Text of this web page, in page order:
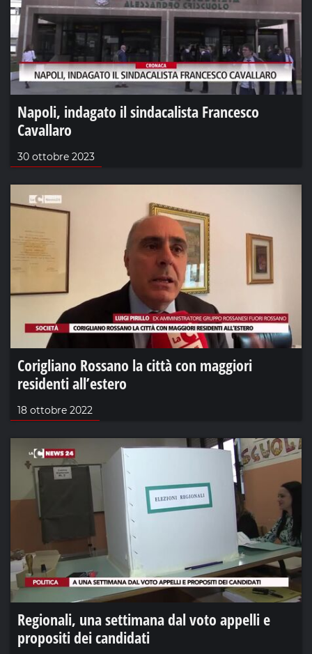
Napoli, indagato il sindacalista Francesco
Cavallaro
30 ottobre 2023
Corigliano Rossano la città con maggiori
residenti all’estero
18 ottobre 2022
Regionali, una settimana dal voto appelli e
propositi dei candidati